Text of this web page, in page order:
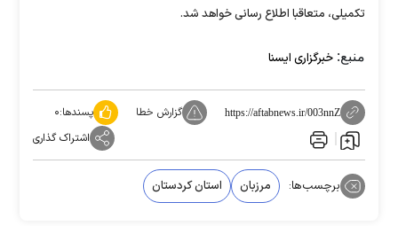
تکمیلی، متعاقبا اطلاع رسانی خواهد شد.
منبع: خبرگزاری ایسنا
https://aftabnews.ir/003nnZ گزارش خطا پسندها:۰
اشتراک گذاری
برچسب‌ها: مرزبان استان کردستان